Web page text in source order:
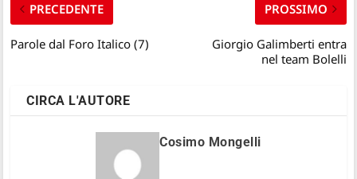
PRECEDENTE
Parole dal Foro Italico (7)
PROSSIMO
Giorgio Galimberti entra
nel team Bolelli
CIRCA L'AUTORE
Cosimo Mongelli